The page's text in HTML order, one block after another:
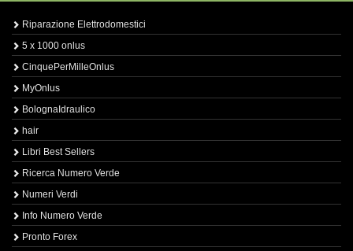
Riparazione Elettrodomestici
5 x 1000 onlus
CinquePerMilleOnlus
MyOnlus
BolognaIdraulico
hair
Libri Best Sellers
Ricerca Numero Verde
Numeri Verdi
Info Numero Verde
Pronto Forex